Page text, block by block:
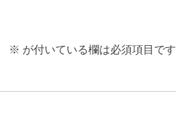
※ が付いている欄は必須項目です